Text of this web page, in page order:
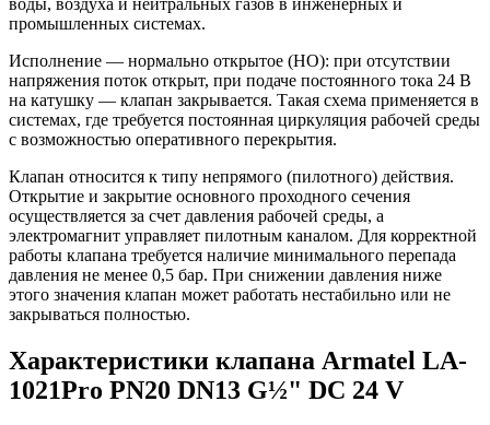
промышленных системах.
Исполнение — нормально открытое (НО): при отсутствии
напряжения поток открыт, при подаче постоянного тока 24 В
на катушку — клапан закрывается. Такая схема применяется в
системах, где требуется постоянная циркуляция рабочей среды
с возможностью оперативного перекрытия.
Клапан относится к типу непрямого (пилотного) действия.
Открытие и закрытие основного проходного сечения
осуществляется за счет давления рабочей среды, а
электромагнит управляет пилотным каналом. Для корректной
работы клапана требуется наличие минимального перепада
давления не менее 0,5 бар. При снижении давления ниже
этого значения клапан может работать нестабильно или не
закрываться полностью.
Характеристики клапана Armatel LA-
1021Pro PN20 DN13 G½" DC 24 V